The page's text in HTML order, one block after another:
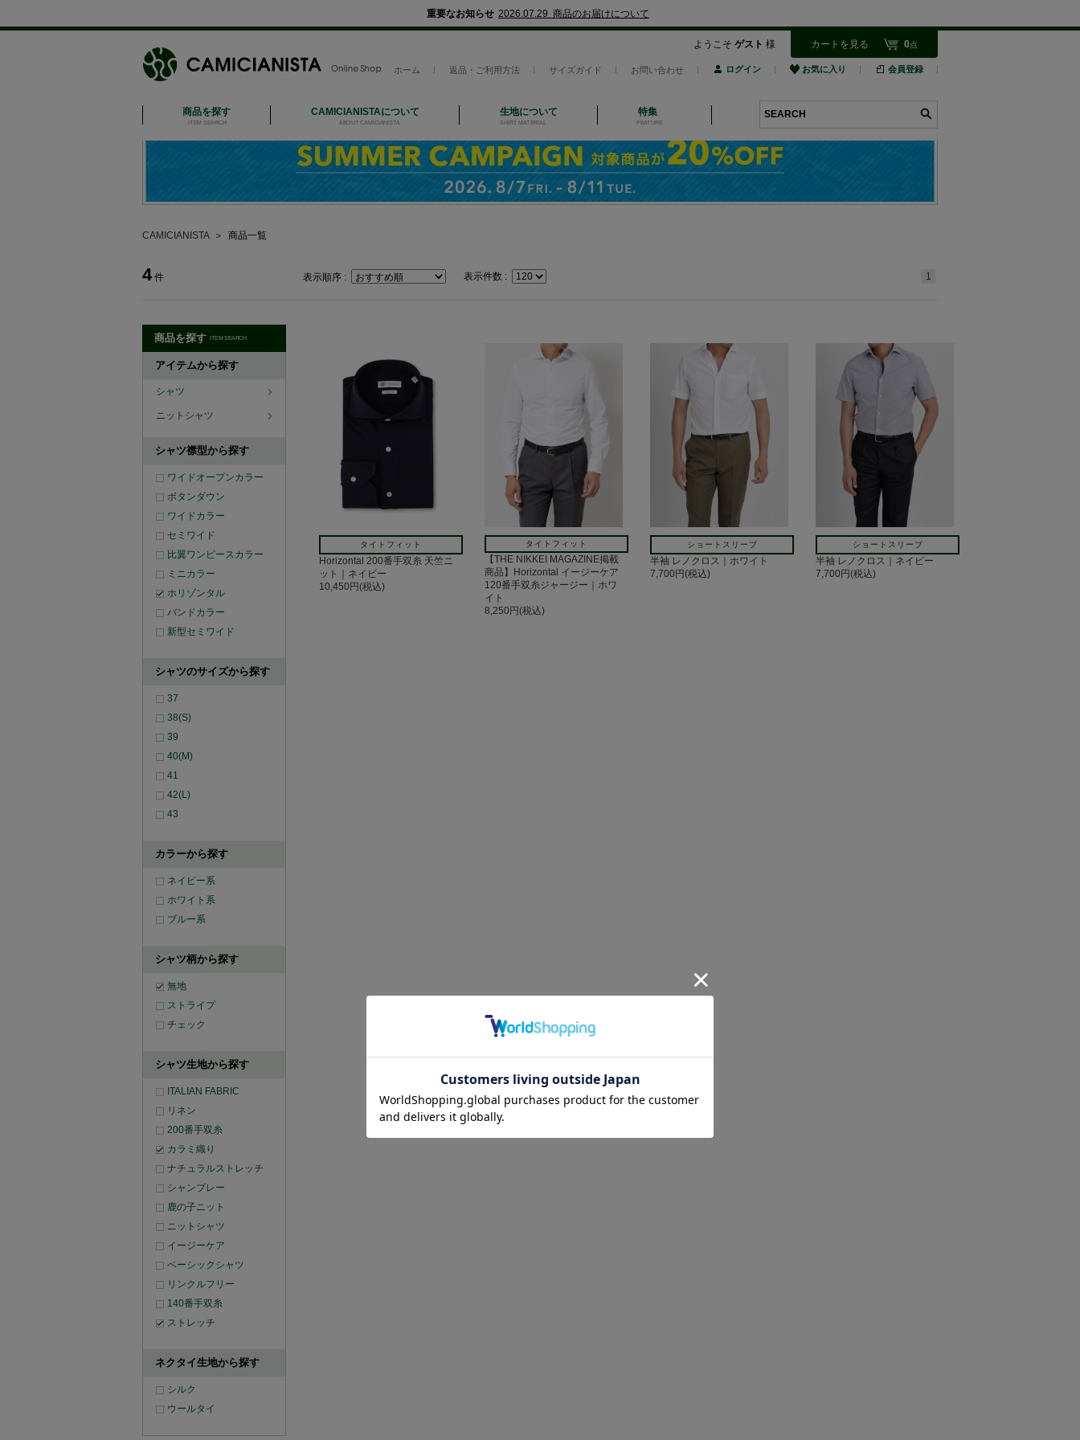
重要なお知らせ 2026.07.29 商品のお届けについて
ようこそ ゲスト 様 カートを見る 0点
ホーム 返品・ご利用方法 サイズガイド お問い合わせ ログイン お気に入り 会員登録
商品を探す
ITEM SEARCH
CAMICIANISTAについて
ABOUT CAMICIANISTA
生地について
SHIRT MATERIAL
特集
FEATURE
CAMICIANISTA＞ 商品一覧
4 件 表示順序 : 表示件数 : 1
商品を探す ITEM SEARCH
アイテムから探す
シャツ
ニットシャツ
シャツ襟型から探す
ワイドオープンカラー
ボタンダウン
ワイドカラー
セミワイド
比翼ワンピースカラー
ミニカラー
ホリゾンタル
バンドカラー
新型セミワイド
シャツのサイズから探す
37
38(S)
39
40(M)
41
42(L)
43
カラーから探す
ネイビー系
ホワイト系
ブルー系
シャツ柄から探す
無地
ストライプ
チェック
シャツ生地から探す
ITALIAN FABRIC
リネン
200番手双糸
カラミ織り
ナチュラルストレッチ
シャンブレー
鹿の子ニット
ニットシャツ
イージーケア
ベーシックシャツ
リンクルフリー
140番手双糸
ストレッチ
ネクタイ生地から探す
シルク
ウールタイ
タイトフィット
Horizontal 200番手双糸 天竺ニ
ット｜ネイビー
10,450円(税込)
タイトフィット
【THE NIKKEI MAGAZINE掲載
商品】Horizontal イージーケア
120番手双糸ジャージー｜ホワ
イト
8,250円(税込)
ショートスリーブ
半袖 レノクロス｜ホワイト
7,700円(税込)
ショートスリーブ
半袖 レノクロス｜ネイビー
7,700円(税込)